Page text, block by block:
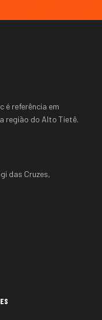
é referência em
região do Alto Tietê.
das Cruzes,